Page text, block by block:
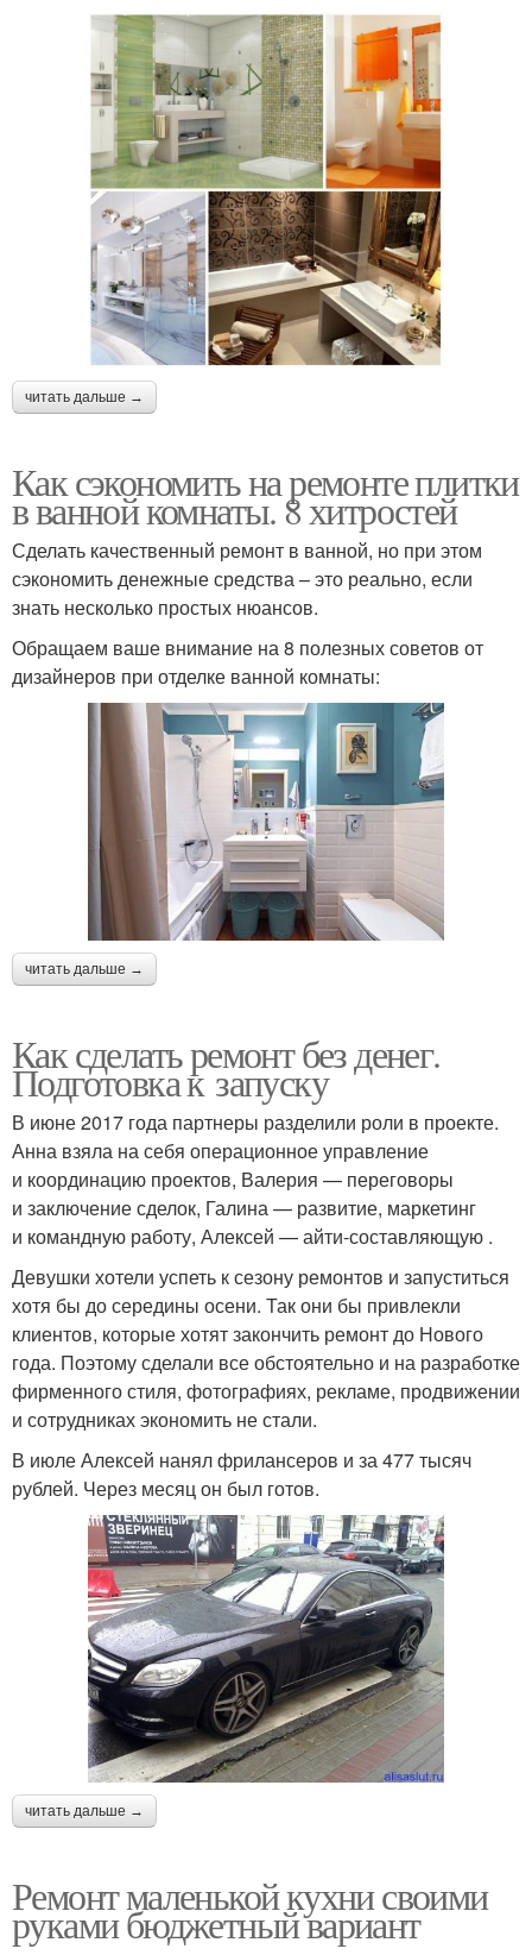
читать дальше →
Как сэкономить на ремонте плитки
в ванной комнаты. 8 хитростей
Сделать качественный ремонт в ванной, но при этом
сэкономить денежные средства – это реально, если
знать несколько простых нюансов.
Обращаем ваше внимание на 8 полезных советов от
дизайнеров при отделке ванной комнаты:
читать дальше →
Как сделать ремонт без денег.
Подготовка к запуску
В июне 2017 года партнеры разделили роли в проекте.
Анна взяла на себя операционное управление
и координацию проектов, Валерия — переговоры
и заключение сделок, Галина — развитие, маркетинг
и командную работу, Алексей — айти-составляющую .
Девушки хотели успеть к сезону ремонтов и запуститься
хотя бы до середины осени. Так они бы привлекли
клиентов, которые хотят закончить ремонт до Нового
года. Поэтому сделали все обстоятельно и на разработке
фирменного стиля, фотографиях, рекламе, продвижении
и сотрудниках экономить не стали.
В июле Алексей нанял фрилансеров и за 477 тысяч
рублей. Через месяц он был готов.
читать дальше →
Ремонт маленькой кухни своими
руками бюджетный вариант